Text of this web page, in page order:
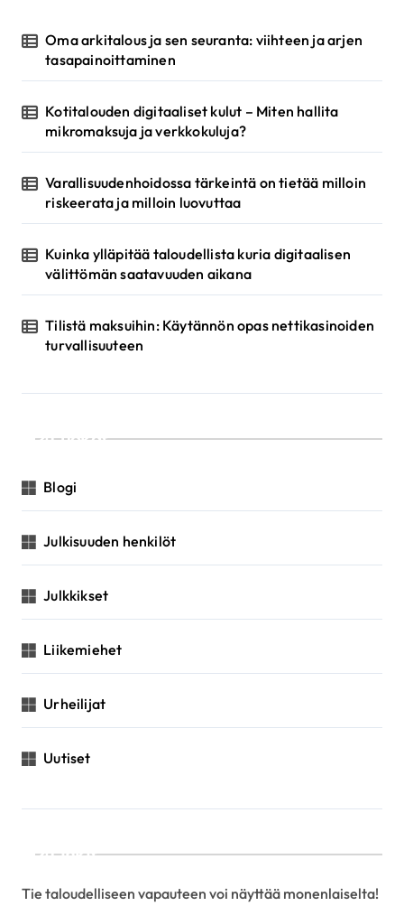
s
l
a
u
s
Oma arkitalous ja sen seuranta: viihteen ja arjen
tasapainoittaminen
Kotitalouden digitaaliset kulut – Miten hallita
mikromaksuja ja verkkokuluja?
Varallisuudenhoidossa tärkeintä on tietää milloin
riskeerata ja milloin luovuttaa
Kuinka ylläpitää taloudellista kuria digitaalisen
välittömän saatavuuden aikana
Tilistä maksuihin: Käytännön opas nettikasinoiden
turvallisuuteen
Luokat
Blogi
Julkisuuden henkilöt
Julkkikset
Liikemiehet
Urheilijat
Uutiset
Linkit
Tie taloudelliseen vapauteen voi näyttää monenlaiselta!